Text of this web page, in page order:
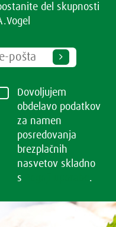
Vogla
del skupnosti
Dovoljujem
obdelavo podatkov
za namen
posredovanja
brezplačnih
nasvetov skladno
s
.